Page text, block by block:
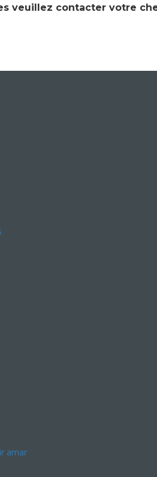
veuillez contacter votre
amar